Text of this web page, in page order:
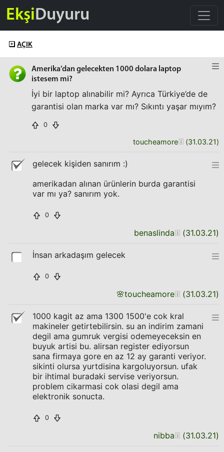
EkşiDuyuru
AÇIK
Amerika’dan gelecekten 1000 dolara laptop
istesem mi?
İyi bir laptop alınabilir mi? Ayrıca Türkiye’de de
garantisi olan marka var mı? Sıkıntı yaşar mıyım?
0
toucheamore (31.03.21)
gelecek kişiden sanırım :)
amerikadan alınan ürünlerin burda garantisi
var mı ya? sanırım yok.
0
benaslinda (31.03.21)
İnsan arkadaşım gelecek
0
🌸toucheamore (31.03.21)
1000 kagit az ama 1300 1500'e cok kral
makineler getirtebilirsin. su an indirim zamani
degil ama gumruk vergisi odemeyeceksin en
buyuk artisi bu. alirsan register ediyorsun
sana firmaya gore en az 12 ay garanti veriyor.
sikinti olursa yurtdisina kargoluyorsun. ufak
bir ihtimal buradaki servise veriyorsun.
problem cikarmasi cok olasi degil ama
elektronik sonucta.
0
nibba (31.03.21)